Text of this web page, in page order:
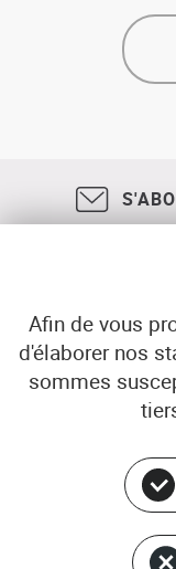
de
18, rue
02
Afin de vous
d'élaborer nos
sommes